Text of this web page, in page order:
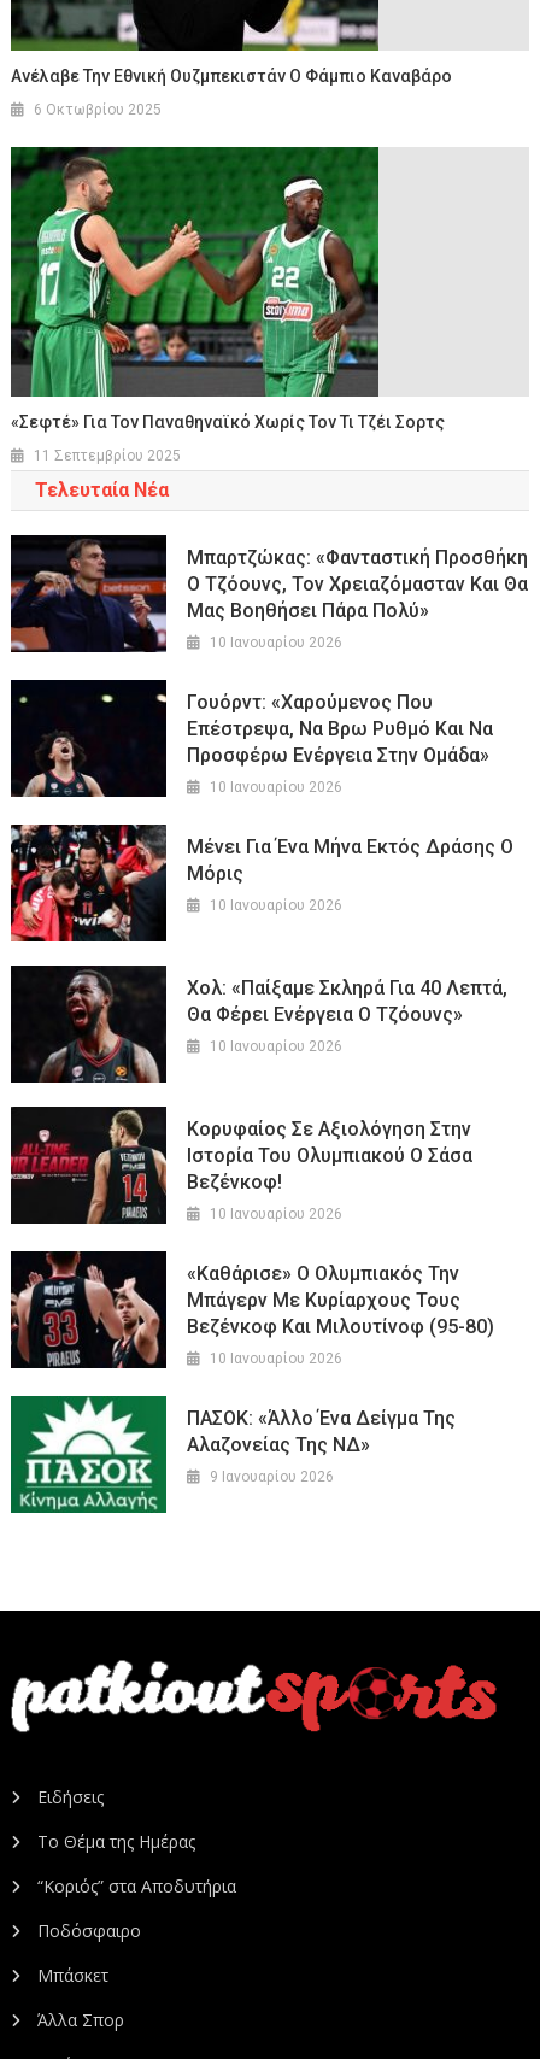
Ανέλαβε Την Εθνική Ουζμπεκιστάν Ο Φάμπιο Καναβάρο
6 Οκτωβρίου 2025
«Σεφτέ» Για Τον Παναθηναϊκό Χωρίς Τον Τι Τζέι Σορτς
11 Σεπτεμβρίου 2025
Τελευταία Νέα
Μπαρτζώκας: «Φανταστική Προσθήκη
Ο Τζόουνς, Τον Χρειαζόμασταν Και Θα
Μας Βοηθήσει Πάρα Πολύ»
10 Ιανουαρίου 2026
Γουόρντ: «Χαρούμενος Που
Επέστρεψα, Να Βρω Ρυθμό Και Να
Προσφέρω Ενέργεια Στην Ομάδα»
10 Ιανουαρίου 2026
Μένει Για Ένα Μήνα Εκτός Δράσης Ο
Μόρις
10 Ιανουαρίου 2026
Χολ: «Παίξαμε Σκληρά Για 40 Λεπτά,
Θα Φέρει Ενέργεια Ο Τζόουνς»
10 Ιανουαρίου 2026
Κορυφαίος Σε Αξιολόγηση Στην
Ιστορία Του Ολυμπιακού Ο Σάσα
Βεζένκοφ!
10 Ιανουαρίου 2026
«Καθάρισε» Ο Ολυμπιακός Την
Μπάγερν Με Κυρίαρχους Τους
Βεζένκοφ Και Μιλουτίνοφ (95-80)
10 Ιανουαρίου 2026
ΠΑΣΟΚ: «Άλλο Ένα Δείγμα Της
Αλαζονείας Της ΝΔ»
9 Ιανουαρίου 2026
Ειδήσεις
Το Θέμα της Ημέρας
“Κοριός” στα Αποδυτήρια
Ποδόσφαιρο
Μπάσκετ
Άλλα Σπορ